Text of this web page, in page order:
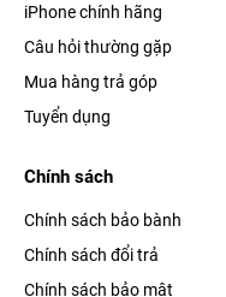
iPhone chính hãng
Câu hỏi thường gặp
Mua hàng trả góp
Tuyển dụng
Chính sách
Chính sách bảo bành
Chính sách đổi trả
Chính sách bảo mật